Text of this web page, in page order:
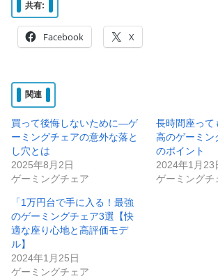
共有:
Facebook X
関連
買って後悔しないために—ゲ
ーミングチェアの意外な落と
し穴とは
2025年8月2日
ゲーミングチェア
長時間座って
高のゲーミン
のポイント
2024年1月23
ゲーミングチ
「1万円台で手に入る！最強
のゲーミングチェア3選【快
適な座り心地と高評価モデ
ル】
2024年1月25日
ゲーミングチェア